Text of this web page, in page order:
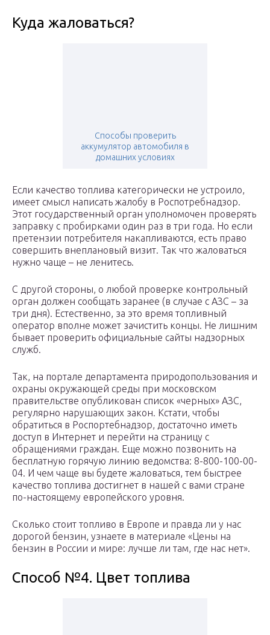
Куда жаловаться?
Способы проверить
аккумулятор автомобиля в
домашних условиях
Если качество топлива категорически не устроило,
имеет смысл написать жалобу в Роспотребнадзор.
Этот государственный орган уполномочен проверять
заправку с пробирками один раз в три года. Но если
претензии потребителя накапливаются, есть право
совершить внеплановый визит. Так что жаловаться
нужно чаще – не ленитесь.
С другой стороны, о любой проверке контрольный
орган должен сообщать заранее (в случае с АЗС – за
три дня). Естественно, за это время топливный
оператор вполне может зачистить концы. Не лишним
бывает проверить официальные сайты надзорных
служб.
Так, на портале департамента природопользования и
охраны окружающей среды при московском
правительстве опубликован список «черных» АЗС,
регулярно нарушающих закон. Кстати, чтобы
обратиться в Роспортебнадзор, достаточно иметь
доступ в Интернет и перейти на страницу с
обращениями граждан. Еще можно позвонить на
бесплатную горячую линию ведомства: 8-800-100-00-
04. И чем чаще вы будете жаловаться, тем быстрее
качество топлива достигнет в нашей с вами стране
по-настоящему европейского уровня.
Сколько стоит топливо в Европе и правда ли у нас
дорогой бензин, узнаете в материале «Цены на
бензин в России и мире: лучше ли там, где нас нет».
Способ №4. Цвет топлива